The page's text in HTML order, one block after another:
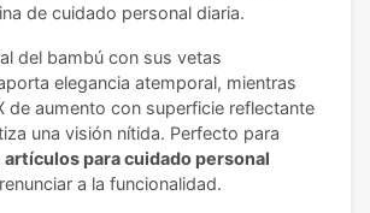
de cuidado personal diaria.
del bambú con sus vetas
elegancia atemporal, mientras
de aumento con superficie reflectante
una visión nítida. Perfecto para
artículos para cuidado personal
a la funcionalidad.